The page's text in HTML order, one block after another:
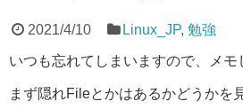
2021/4/10 Linux_JP,勉強
いつも忘れてしまいますので、メモ
まず隠れFileとかはあるかどうかを